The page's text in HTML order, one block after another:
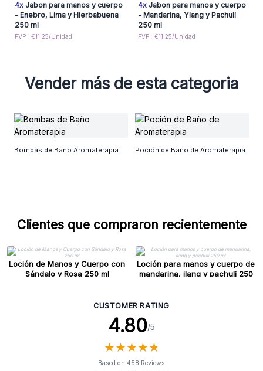
4xJabon para manos y cuerpo
- Enebro, Lima y Hierbabuena
250 ml
PVP : €11.25/Unidad
4xJabon para manos y cuerpo
- Mandarina, Ylang y Pachulí
250 ml
PVP : €11.25/Unidad
Vender más de esta categoria
Bombas de Baño Aromaterapia Poción de Baño de Aromaterapia
Clientes que compraron recientemente
Loción de Manos y Cuerpo con
Sándalo y Rosa 250 ml
Loción para manos y cuerpo de
mandarina, ilang y pachulí 250
CUSTOMER RATING
4.80/5
★★★★★
★★★★★
Based on 458 Reviews